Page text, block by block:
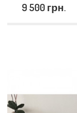
9 500 грн.